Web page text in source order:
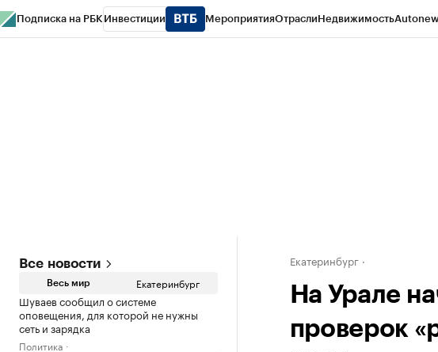
Подписка на РБК Инвестиции МероприятияОтраслиНедвижимость
Все новости
Весь мир Екатеринбург
Шуваев сообщил о системе
оповещения, для которой не нужны
сеть и зарядка
Политика
Екатеринбург
На Урале
проверок